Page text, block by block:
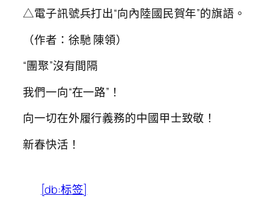
△電子訊號兵打出“向內陸國民賀年”的旗語。
（作者：徐馳 陳領）
“團聚”沒有間隔
我們一向“在一路”！
向一切在外履行義務的中國甲士致敬！
新春快活！
[db:标签]